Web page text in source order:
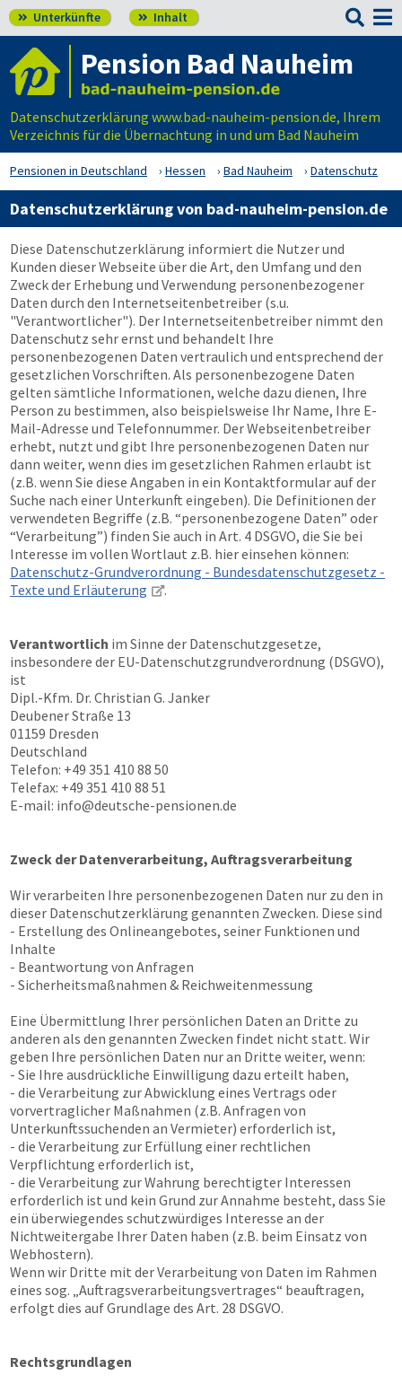
 Unterkünfte  Inhalt 
Pension Bad Nauheim
Datenschutzerklärung www.bad-nauheim-pension.de, Ihrem
Verzeichnis für die Übernachtung in und um Bad Nauheim
Pensionen in Deutschland Hessen Bad Nauheim Datenschutz
Datenschutzerklärung von bad-nauheim-pension.de
Diese Datenschutzerklärung informiert die Nutzer und
Kunden dieser Webseite über die Art, den Umfang und den
Zweck der Erhebung und Verwendung personenbezogener
Daten durch den Internetseitenbetreiber (s.u.
"Verantwortlicher"). Der Internetseitenbetreiber nimmt den
Datenschutz sehr ernst und behandelt Ihre
personenbezogenen Daten vertraulich und entsprechend der
gesetzlichen Vorschriften. Als personenbezogene Daten
gelten sämtliche Informationen, welche dazu dienen, Ihre
Person zu bestimmen, also beispielsweise Ihr Name, Ihre E-
Mail-Adresse und Telefonnummer. Der Webseitenbetreiber
erhebt, nutzt und gibt Ihre personenbezogenen Daten nur
dann weiter, wenn dies im gesetzlichen Rahmen erlaubt ist
(z.B. wenn Sie diese Angaben in ein Kontaktformular auf der
Suche nach einer Unterkunft eingeben). Die Definitionen der
verwendeten Begriffe (z.B. “personenbezogene Daten” oder
“Verarbeitung”) finden Sie auch in Art. 4 DSGVO, die Sie bei
Interesse im vollen Wortlaut z.B. hier einsehen können:
Datenschutz-Grundverordnung - Bundesdatenschutzgesetz -
Texte und Erläuterung
.
Verantwortlich im Sinne der Datenschutzgesetze,
insbesondere der EU-Datenschutzgrundverordnung (DSGVO),
ist
Dipl.-Kfm. Dr. Christian G. Janker
Deubener Straße 13
01159 Dresden
Deutschland
Telefon: +49 351 410 88 50
Telefax: +49 351 410 88 51
E-mail: info@deutsche-pensionen.de
Zweck der Datenverarbeitung, Auftragsverarbeitung
Wir verarbeiten Ihre personenbezogenen Daten nur zu den in
dieser Datenschutzerklärung genannten Zwecken. Diese sind
- Erstellung des Onlineangebotes, seiner Funktionen und
Inhalte
- Beantwortung von Anfragen
- Sicherheitsmaßnahmen & Reichweitenmessung
Eine Übermittlung Ihrer persönlichen Daten an Dritte zu
anderen als den genannten Zwecken findet nicht statt. Wir
geben Ihre persönlichen Daten nur an Dritte weiter, wenn:
- Sie Ihre ausdrückliche Einwilligung dazu erteilt haben,
- die Verarbeitung zur Abwicklung eines Vertrags oder
vorvertraglicher Maßnahmen (z.B. Anfragen von
Unterkunftssuchenden an Vermieter) erforderlich ist,
- die Verarbeitung zur Erfüllung einer rechtlichen
Verpflichtung erforderlich ist,
- die Verarbeitung zur Wahrung berechtigter Interessen
erforderlich ist und kein Grund zur Annahme besteht, dass Sie
ein überwiegendes schutzwürdiges Interesse an der
Nichtweitergabe Ihrer Daten haben (z.B. beim Einsatz von
Webhostern).
Wenn wir Dritte mit der Verarbeitung von Daten im Rahmen
eines sog. „Auftragsverarbeitungsvertrages“ beauftragen,
erfolgt dies auf Grundlage des Art. 28 DSGVO.
Rechtsgrundlagen